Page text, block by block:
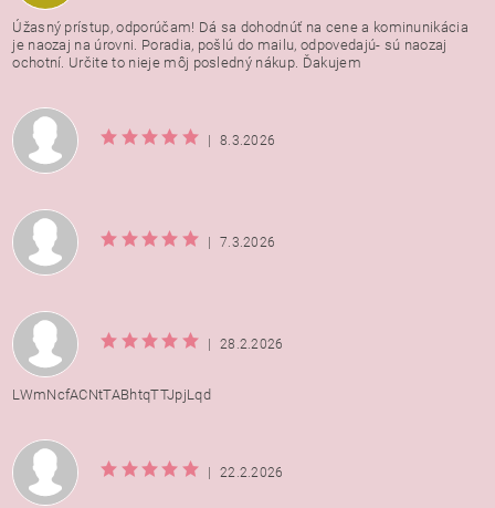
Úžasný prístup, odporúčam! Dá sa dohodnúť na cene a kominunikácia
je naozaj na úrovni. Poradia, pošlú do mailu, odpovedajú- sú naozaj
ochotní. Určite to nieje môj posledný nákup. Ďakujem
| 8.3.2026
| 7.3.2026
| 28.2.2026
LWmNcfACNtTABhtqTTJpjLqd
| 22.2.2026